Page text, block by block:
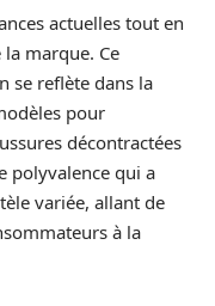
actuelles tout en
marque. Ce
se reflète dans la
pour
décontractées
polyvalence qui a
variée, allant de
à la